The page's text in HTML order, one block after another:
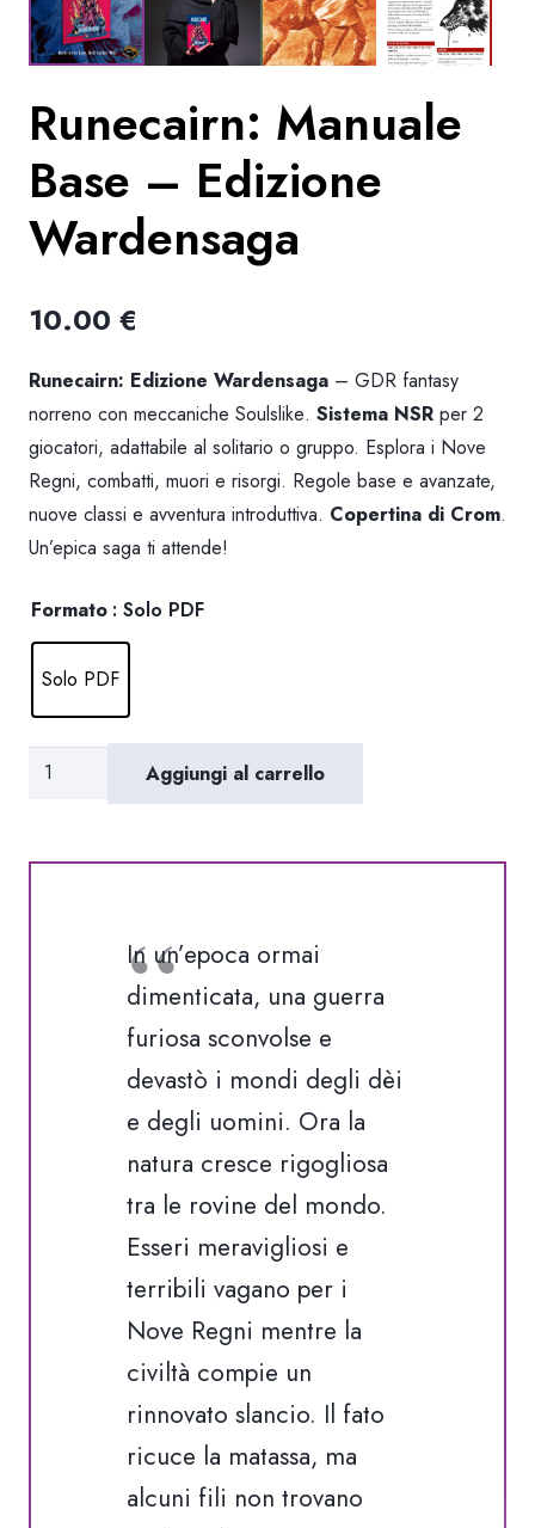
Runecairn: Manuale
Base – Edizione
Wardensaga
10.00 €
Runecairn: Edizione Wardensaga – GDR fantasy
norreno con meccaniche Soulslike. Sistema NSR per 2
giocatori, adattabile al solitario o gruppo. Esplora i Nove
Regni, combatti, muori e risorgi. Regole base e avanzate,
nuove classi e avventura introduttiva. Copertina di Crom.
Un’epica saga ti attende!
Formato : Solo PDF
Solo PDF
Runecairn:
-
Aggiungi al carrello
In un’epoca ormai
dimenticata, una guerra
furiosa sconvolse e
devastò i mondi degli dèi
e degli uomini. Ora la
natura cresce rigogliosa
tra le rovine del mondo.
Esseri meravigliosi e
terribili vagano per i
Nove Regni mentre la
civiltà compie un
rinnovato slancio. Il fato
ricuce la matassa, ma
alcuni fili non trovano